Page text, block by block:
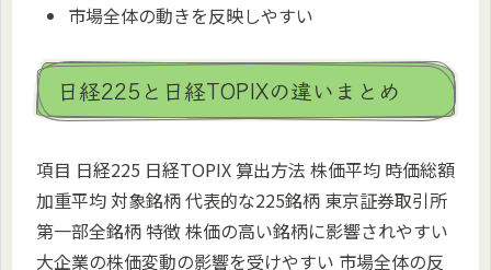
市場全体の動きを反映しやすい
日経225と日経TOPIXの違いまとめ
項目 日経225 日経TOPIX 算出方法 株価平均 時価総額
加重平均 対象銘柄 代表的な225銘柄 東京証券取引所
第一部全銘柄 特徴 株価の高い銘柄に影響されやすい
大企業の株価変動の影響を受けやすい 市場全体の反